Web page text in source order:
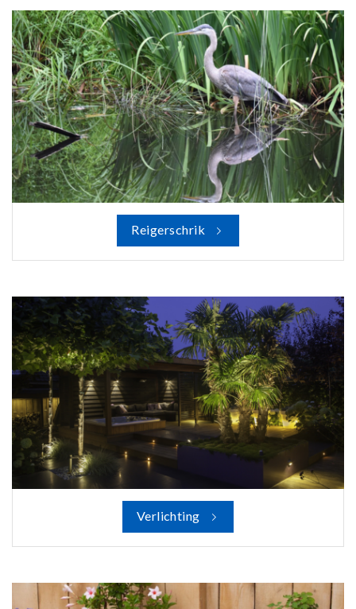
Reigerschrik
Verlichting